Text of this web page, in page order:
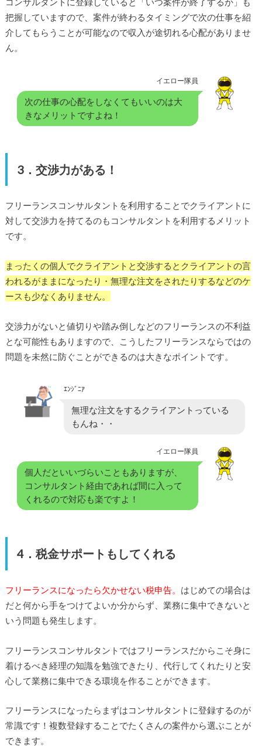
把握していますので、案件が終わるタイミングで次の仕事を紹
介してもらうことが可能なので収入が途切れる心配がありませ
ん。
イエロー隊員
次の仕事の心配をしなくてもいいのは大
きなメリットですよね！
3．交渉力がある！
フリーランスコンサルタントを利用することでクライアントに
対して交渉力を持てるのもコンサルタントを利用するメリット
です。
まったくの個人でクライアントと交渉するとクライアントの言
われるがままになったり・無理な注文をされたりするなどのケ
ースも少なくありません。
交渉力がないと値切りや踏み倒しなどのフリーランスの不利益
とな可能性もありますので、こうしたフリーランスならではの
問題を未然に防ぐことができるのは大きなポイントです。
ｴﾝｼﾞﾆｱ
無理な注文をするクライアントっている
もんね・・
イエロー隊員
個人だといいづらいこともありますが、
コンサルタント経由であれば間に入って
くれるので対応も楽ですよ！
4．税金サポートもしてくれる
フリーランスになったら欠かせない税申告。 はじめての場合は
だと何から手をつけてよいか分からず、業務に集中できないと
いう問題も発生します。
フリーランスコンサルタントではフリーランスだからこそ身に
着けるべき経理の知識を勉強できたり、代行してくれたりと安
心して業務に集中できる環境を作ることができます。
フリーランスになったらまずはコンサルタントに登録するのが
常識です！複数登録することでたくさんの案件から選ぶことが
できます。